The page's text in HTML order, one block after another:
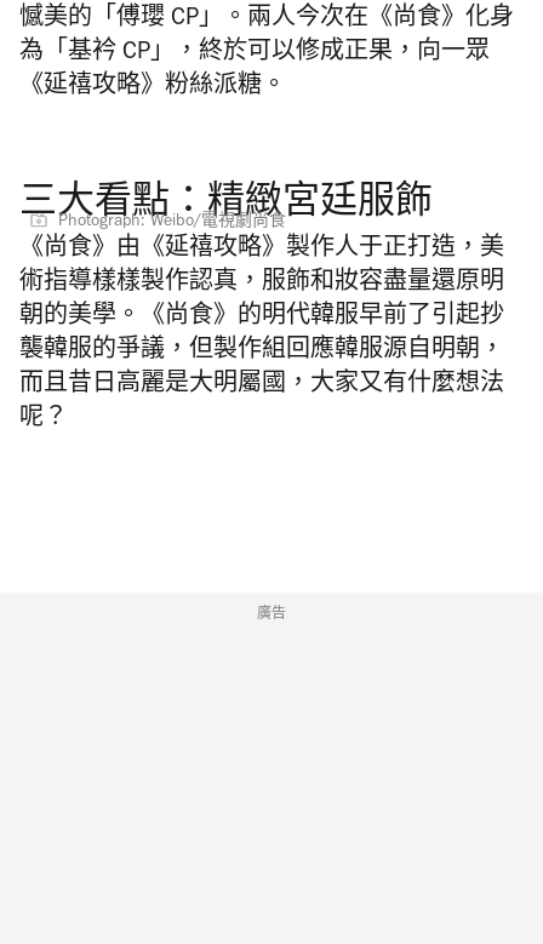
憾美的「傅瓔 CP」。兩人今次在《尚食》化身
為「基衿 CP」，終於可以修成正果，向一眾
《延禧攻略》粉絲派糖。
三大看點：精緻宮廷服飾
Photograph: Weibo/電視劇尚食
《尚食》由《延禧攻略》製作人于正打造，美
術指導樣樣製作認真，服飾和妝容盡量還原明
朝的美學。《尚食》的明代韓服早前了引起抄
襲韓服的爭議，但製作組回應韓服源自明朝，
而且昔日高麗是大明屬國，大家又有什麼想法
呢？
廣告